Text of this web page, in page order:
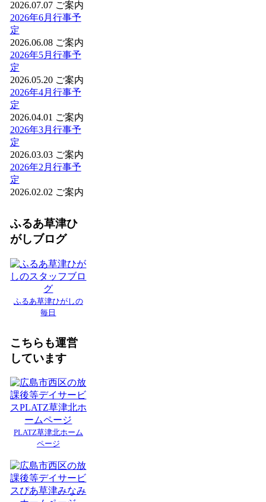
2026.07.07 ご案内
2026年6月行事予
定
2026.06.08 ご案内
2026年5月行事予
定
2026.05.20 ご案内
2026年4月行事予
定
2026.04.01 ご案内
2026年3月行事予
定
2026.03.03 ご案内
2026年2月行事予
定
2026.02.02 ご案内
ふるあ草津ひ
がしブログ
ふるあ草津ひがしの
毎日
こちらも運営
しています
PLATZ草津北ホーム
ページ